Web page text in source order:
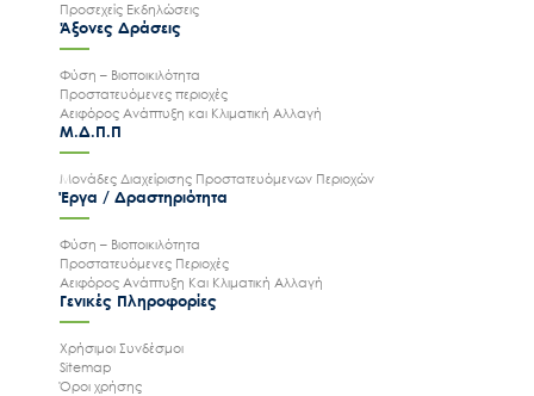
Προσεχείς Εκδηλώσεις
Άξονες Δράσεις
Φύση – Βιοποικιλότητα
Προστατευόμενες περιοχές
Αειφόρος Ανάπτυξη και Κλιματική Αλλαγή
Μ.Δ.Π.Π
Μονάδες Διαχείρισης Προστατευόμενων Περιοχών
Έργα / Δραστηριότητα
Φύση – Βιοποικιλότητα
Προστατευόμενες Περιοχές
Αειφόρος Ανάπτυξη Και Κλιματική Αλλαγή
Γενικές Πληροφορίες
Χρήσιμοι Συνδέσμοι
Sitemap
Όροι χρήσης